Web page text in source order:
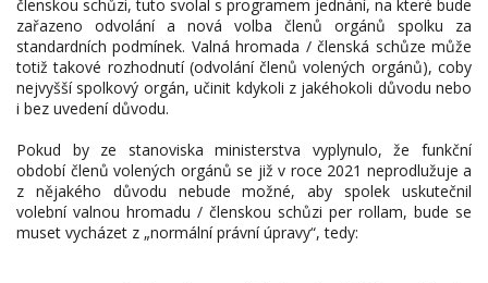
členskou schůzi, tuto svolal s programem jednání, na které bude
zařazeno odvolání a nová volba členů orgánů spolku za
standardních podmínek. Valná hromada / členská schůze může
totiž takové rozhodnutí (odvolání členů volených orgánů), coby
nejvyšší spolkový orgán, učinit kdykoli z jakéhokoli důvodu nebo
i bez uvedení důvodu.
Pokud by ze stanoviska ministerstva vyplynulo, že funkční
období členů volených orgánů se již v roce 2021 neprodlužuje a
z nějakého důvodu nebude možné, aby spolek uskutečnil
volební valnou hromadu / členskou schůzi per rollam, bude se
muset vycházet z „normální právní úpravy“, tedy: